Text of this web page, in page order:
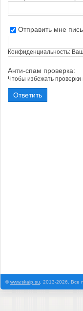
Отправить мне
Конфиденциальность:
Анти-спам проверка:
Чтобы избежать
©www.skaip.su , 2013-2026. Все